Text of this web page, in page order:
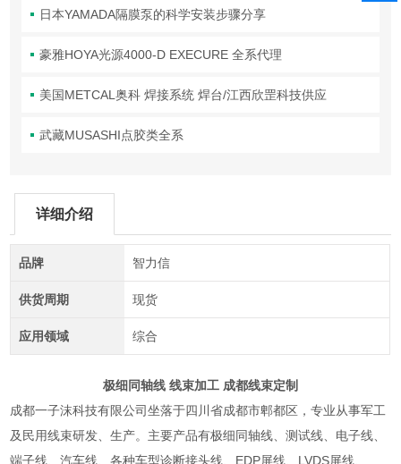
日本YAMADA隔膜泵的科学安装步骤分享
豪雅HOYA光源4000-D EXECURE 全系代理
美国METCAL奥科 焊接系统 焊台/江西欣罡科技供应
武藏MUSASHI点胶类全系
详细介绍
品牌 智力信
供货周期 现货
应用领域 综合
极细同轴线 线束加工 成都线束定制
成都一子沫科技有限公司坐落于四川省成都市郫都区，专业从事军工
及民用线束研发、生产。主要产品有极细同轴线、测试线、电子线、
端子线、汽车线、各种车型诊断接头线、EDP屏线、LVDS屏线、